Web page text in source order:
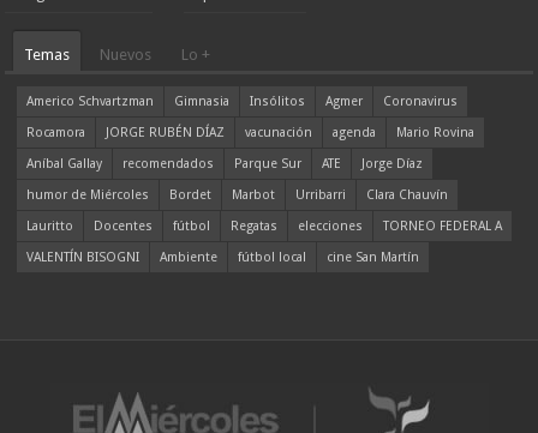
Temas Nuevos Lo +
Americo Schvartzman Gimnasia Insólitos Agmer
Coronavirus
Rocamora
JORGE RUBÉN DÍAZ vacunación agenda
Mario Rovina
Aníbal Gallay
recomendados Parque Sur ATE
Jorge Díaz
humor de Miércoles
Bordet Marbot Urribarri
Clara Chauvín
Lauritto
Docentes fútbol Regatas elecciones
TORNEO FEDERAL A
VALENTÍN BISOGNI
Ambiente fútbol local cine San Martín